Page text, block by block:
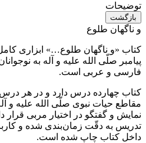
توضیحات
بازگشت
و ناگهان طلوع
کتاب «و ناگهان طلوع…» ابزاری
پیامبر صلّی الله علیه و آله به
فارسی و عربی است.
کتاب چهارده درس دارد و در هر
مقاطع حیات نبوی صلّی الله علیه و
نمایش و گفتگو در اختیار مربی
تدریس به دقّت زمان‌بندی شده و
داخل کتاب چاپ شده است.